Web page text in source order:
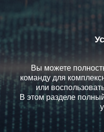
Вы можете
команду для
или
В этом разделе